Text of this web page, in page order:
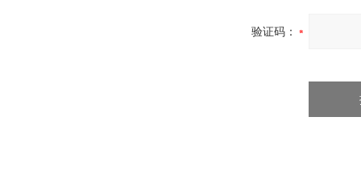
验证码：